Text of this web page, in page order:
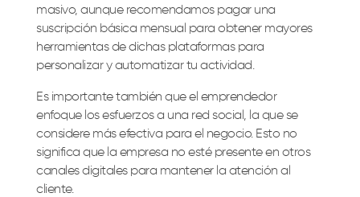
masivo, aunque recomendamos pagar una
suscripción básica mensual para obtener mayores
herramientas de dichas plataformas para
personalizar y automatizar tu actividad.
Es importante también que el emprendedor
enfoque los esfuerzos a una red social, la que se
considere más efectiva para el negocio. Esto no
significa que la empresa no esté presente en otros
canales digitales para mantener la atención al
cliente.